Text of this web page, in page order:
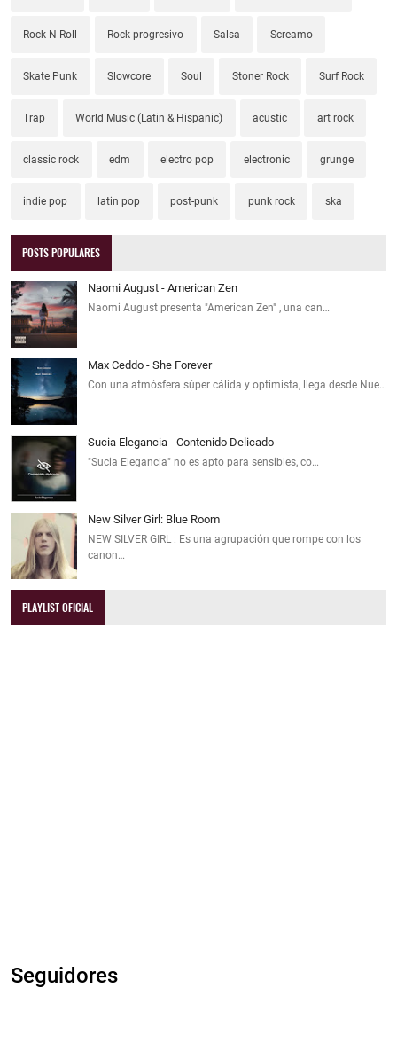
Rock N Roll Rock progresivo Salsa Screamo
Skate Punk Slowcore Soul Stoner Rock Surf Rock
Trap World Music (Latin & Hispanic) acustic art rock
classic rock edm electro pop electronic grunge
indie pop latin pop post-punk punk rock ska
POSTS POPULARES
Naomi August - American Zen
Naomi August presenta "American Zen" , una can…
Max Ceddo - She Forever
Con una atmósfera súper cálida y optimista, llega desde Nue…
Sucia Elegancia - Contenido Delicado
"Sucia Elegancia" no es apto para sensibles, co…
New Silver Girl: Blue Room
NEW SILVER GIRL : Es una agrupación que rompe con los
canon…
PLAYLIST OFICIAL
Seguidores